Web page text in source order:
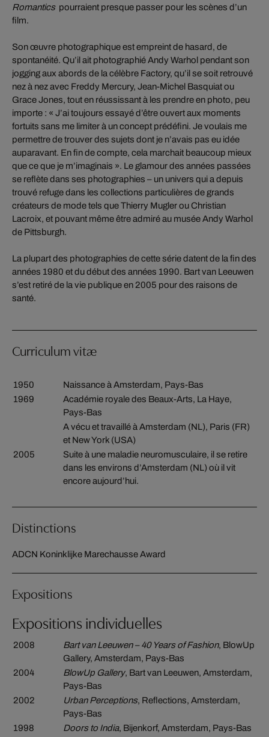
Romanticspourraient presque passer pour les scènes d’un
film.
Son œuvre photographique est empreint de hasard, de
spontanéité. Qu’il ait photographié Andy Warhol pendant son
jogging aux abords de la célèbre Factory, qu’il se soit retrouvé
nez à nez avec Freddy Mercury, Jean-Michel Basquiat ou
Grace Jones, tout en réussissant à les prendre en photo, peu
importe : « J’ai toujours essayé d’être ouvert aux moments
fortuits sans me limiter à un concept prédéfini. Je voulais me
permettre de trouver des sujets dont je n’avais pas eu idée
auparavant. En fin de compte, cela marchait beaucoup mieux
que ce que je m’imaginais ». Le glamour des années passées
se reflète dans ses photographies – un univers qui a depuis
trouvé refuge dans les collections particulières de grands
créateurs de mode tels que Thierry Mugler ou Christian
Lacroix, et pouvant même être admiré au musée Andy Warhol
de Pittsburgh.
La plupart des photographies de cette série datent de la fin des
années 1980 et du début des années 1990. Bart van Leeuwen
s’est retiré de la vie publique en 2005 pour des raisons de
santé.
Curriculum vitæ
1950
Naissance à Amsterdam, Pays-Bas
1969
Académie royale des Beaux-Arts, La Haye,
Pays-Bas
A vécu et travaillé à Amsterdam (NL), Paris (FR)
et New York (USA)
2005
Suite à une maladie neuromusculaire, il se retire
dans les environs d’Amsterdam (NL) où il vit
encore aujourd’hui.
Distinctions
ADCN Koninklijke Marechausse Award
Expositions
Expositions individuelles
2008 Bart van Leeuwen – 40 Years of Fashion, BlowUp
Gallery, Amsterdam, Pays-Bas
2004
BlowUp Gallery, Bart van Leeuwen, Amsterdam,
Pays-Bas
2002
Urban Perceptions, Reflections, Amsterdam,
Pays-Bas
1998
Doors to India, Bijenkorf, Amsterdam, Pays-Bas